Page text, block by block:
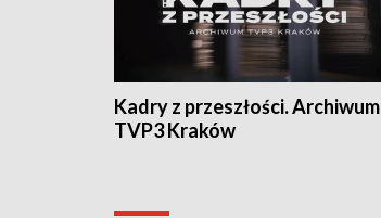
Kadry z przeszłości. Archiwum
TVP3 Kraków